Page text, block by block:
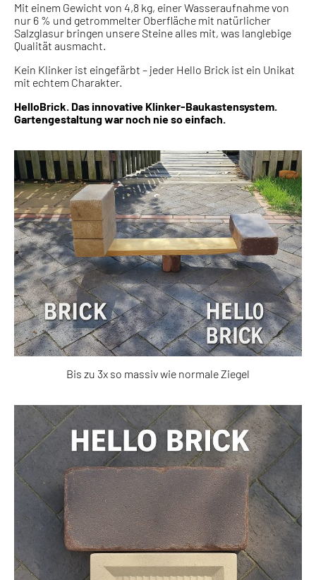
Mit einem Gewicht von 4,8 kg, einer Wasseraufnahme von
nur 6 % und getrommelter Oberfläche mit natürlicher
Salzglasur bringen unsere Steine alles mit, was langlebige
Qualität ausmacht.
Kein Klinker ist eingefärbt – jeder Hello Brick ist ein Unikat
mit echtem Charakter.
HelloBrick. Das innovative Klinker-Baukastensystem.
Gartengestaltung war noch nie so einfach.
Bis zu 3x so massiv wie normale Ziegel